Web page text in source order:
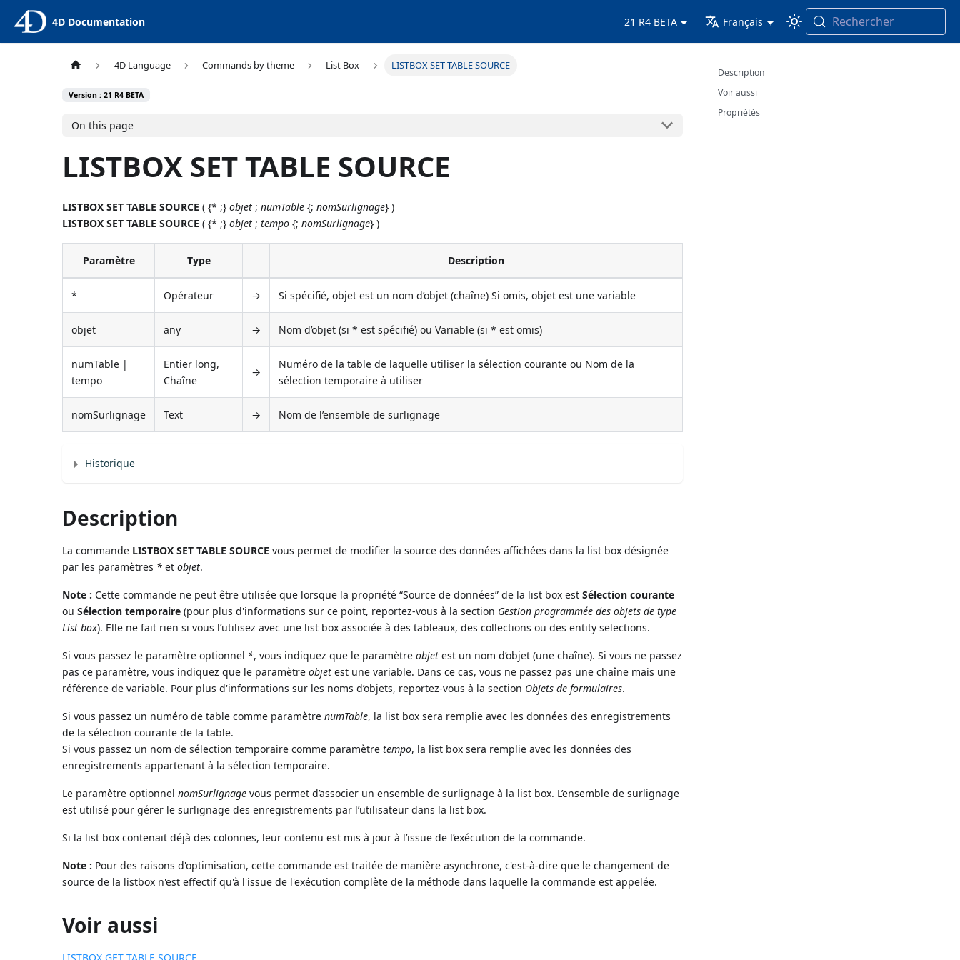
4D Documentation 21 R4 BETA Français Rechercher
4D Language Commands by theme List Box LISTBOX SET TABLE SOURCE
Version : 21 R4 BETA
On this page
LISTBOX SET TABLE SOURCE
LISTBOX SET TABLE SOURCE ( {* ;}objet ;numTable {;nomSurlignage} )
LISTBOX SET TABLE SOURCE ( {* ;}objet ;tempo {;nomSurlignage} )
Paramètre Type Description
* Opérateur → Si spécifié, objet est un nom d’objet (chaîne) Si omis, objet est une variable
objet any → Nom d’objet (si * est spécifié) ou Variable (si * est omis)
numTable |
tempo
Entier long,
Chaîne
→
Numéro de la table de laquelle utiliser la sélection courante ou Nom de la
sélection temporaire à utiliser
nomSurlignage Text → Nom de l’ensemble de surlignage
Historique
Description
La commande LISTBOX SET TABLE SOURCE vous permet de modifier la source des données affichées dans la list box désignée
par les paramètres * etobjet.
Note : Cette commande ne peut être utilisée que lorsque la propriété “Source de données” de la list box estSélection courante
ouSélection temporaire (pour plus d'informations sur ce point, reportez-vous à la section Gestion programmée des objets de type
List box). Elle ne fait rien si vous l’utilisez avec une list box associée à des tableaux, des collections ou des entity selections.
Si vous passez le paramètre optionnel *, vous indiquez que le paramètreobjet est un nom d’objet (une chaîne). Si vous ne passez
pas ce paramètre, vous indiquez que le paramètreobjet est une variable. Dans ce cas, vous ne passez pas une chaîne mais une
référence de variable. Pour plus d'informations sur les noms d’objets, reportez-vous à la section Objets de formulaires.
Si vous passez un numéro de table comme paramètrenumTable, la list box sera remplie avec les données des enregistrements
de la sélection courante de la table.
Si vous passez un nom de sélection temporaire comme paramètretempo, la list box sera remplie avec les données des
enregistrements appartenant à la sélection temporaire.
Le paramètre optionnelnomSurlignage vous permet d’associer un ensemble de surlignage à la list box. L’ensemble de surlignage
est utilisé pour gérer le surlignage des enregistrements par l’utilisateur dans la list box.
Si la list box contenait déjà des colonnes, leur contenu est mis à jour à l’issue de l’exécution de la commande.
Note : Pour des raisons d'optimisation, cette commande est traitée de manière asynchrone, c'est-à-dire que le changement de
source de la listbox n'est effectif qu'à l'issue de l'exécution complète de la méthode dans laquelle la commande est appelée.
Voir aussi
Description
Voir aussi
Propriétés